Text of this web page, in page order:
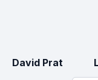
David Prat